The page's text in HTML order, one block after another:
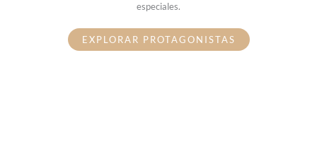
especiales.
EXPLORAR PROTAGONISTAS